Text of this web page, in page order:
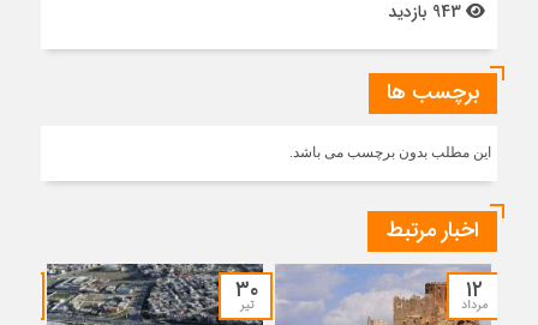
برچسب ها
این مطلب بدون برچسب می باشد.
اخبار مرتبط
۱۲
مرداد ۳۰
تیر